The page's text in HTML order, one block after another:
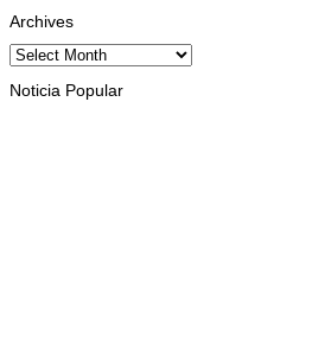
Archives
Archives
Noticia Popular